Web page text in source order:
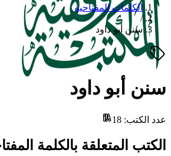
الكلمات المفتاحية
/
سنن أبو داود
سنن أبو داود
عدد الكتب:
18
الكتب المتعلقة بالكلمة